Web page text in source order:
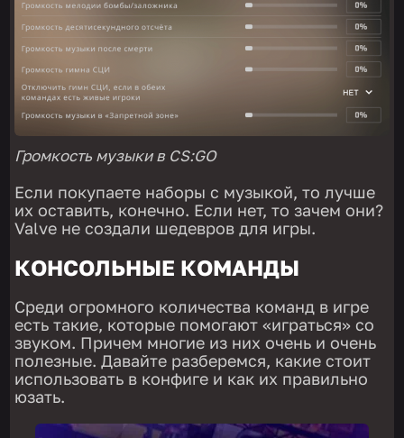
Громкость музыки в CS:GO
Если покупаете наборы с музыкой, то лучше
их оставить, конечно. Если нет, то зачем они?
Valve не создали шедевров для игры.
КОНСОЛЬНЫЕ КОМАНДЫ
Среди огромного количества команд в игре
есть такие, которые помогают «играться» со
звуком. Причем многие из них очень и очень
полезные. Давайте разберемся, какие стоит
использовать в конфиге и как их правильно
юзать.